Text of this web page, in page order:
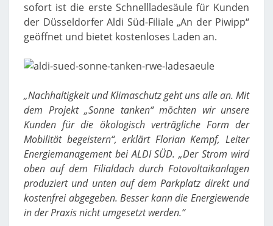
sofort ist die erste Schnellladesäule für Kunden
der Düsseldorfer Aldi Süd-Filiale „An der Piwipp“
geöffnet und bietet kostenloses Laden an.
„Nachhaltigkeit und Klimaschutz geht uns alle an. Mit
dem Projekt „Sonne tanken“ möchten wir unsere
Kunden für die ökologisch verträgliche Form der
Mobilität begeistern“, erklärt Florian Kempf, Leiter
Energiemanagement bei ALDI SÜD. „Der Strom wird
oben auf dem Filialdach durch Fotovoltaikanlagen
produziert und unten auf dem Parkplatz direkt und
kostenfrei abgegeben. Besser kann die Energiewende
in der Praxis nicht umgesetzt werden.“